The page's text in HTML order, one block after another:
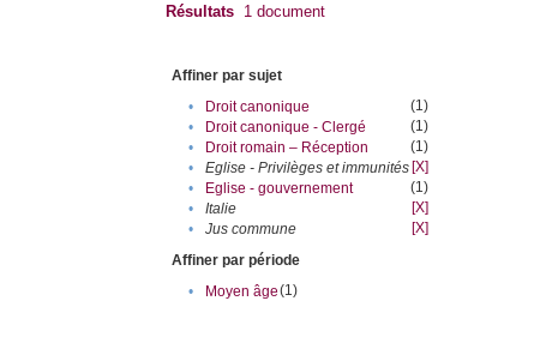
Résultats 1 document
Affiner par sujet
•
Droit canonique
(1)
•
Droit canonique - Clergé
(1)
•
Droit romain – Réception
(1)
•
Eglise - Privilèges et immunités [X]
•
Eglise - gouvernement
(1)
•
Italie
[X]
•
Jus commune
[X]
Affiner par période
•
Moyen âge(1)